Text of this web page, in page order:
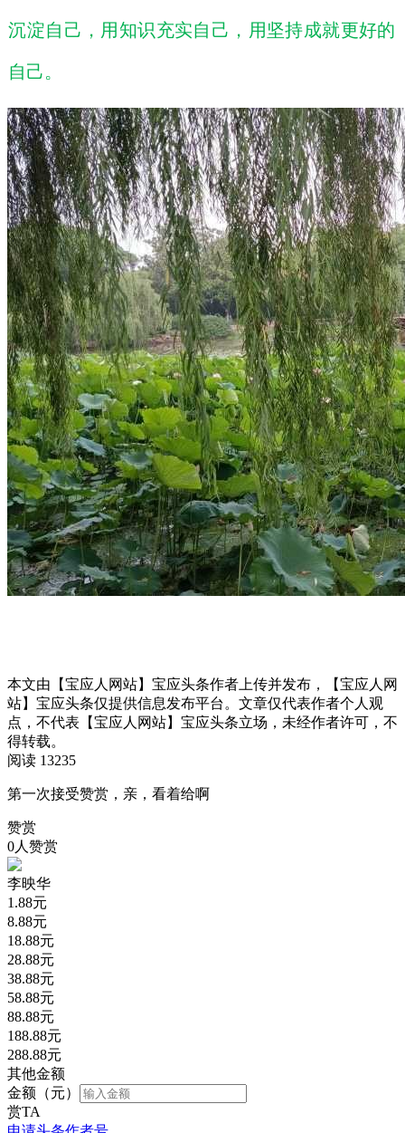
沉淀自己，用知识充实自己，用坚持成就更好的
自己。
本文由【宝应人网站】宝应头条作者上传并发布，【宝应人网
站】宝应头条仅提供信息发布平台。文章仅代表作者个人观
点，不代表【宝应人网站】宝应头条立场，未经作者许可，不
得转载。
阅读 13235
第一次接受赞赏，亲，看着给啊
赞赏
0人赞赏
李映华
1.88元
8.88元
18.88元
28.88元
38.88元
58.88元
88.88元
188.88元
288.88元
其他金额
金额（元）
赏TA